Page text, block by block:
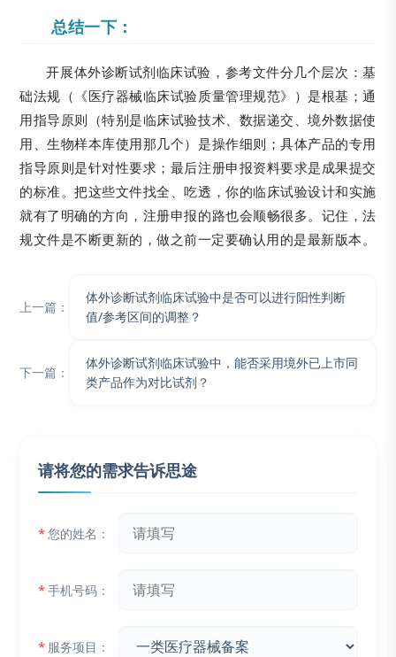
总结一下：
开展体外诊断试剂临床试验，参考文件分几个层次：基
础法规（《医疗器械临床试验质量管理规范》）是根基；通
用指导原则（特别是临床试验技术、数据递交、境外数据使
用、生物样本库使用那几个）是操作细则；具体产品的专用
指导原则是针对性要求；最后注册申报资料要求是成果提交
的标准。把这些文件找全、吃透，你的临床试验设计和实施
就有了明确的方向，注册申报的路也会顺畅很多。记住，法
规文件是不断更新的，做之前一定要确认用的是最新版本。
上一篇：
体外诊断试剂临床试验中是否可以进行阳性判断
值/参考区间的调整？
下一篇：
体外诊断试剂临床试验中，能否采用境外已上市同
类产品作为对比试剂？
请将您的需求告诉思途
*您的姓名：
*手机号码：
* 服务项目：